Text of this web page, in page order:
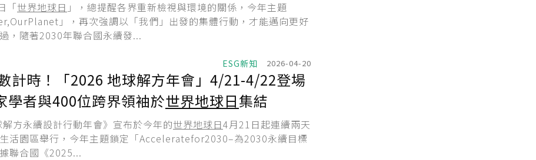
「世界地球日 」，總提醒各界重新檢視與環境的關係，今年主題
」，再次強調以「我們」出發的集體行動，才能邁向更好
，隨著2030年聯合國永續發...
ESG新知 2026-04-20
計時！「2026 地球解方年會」4/21-4/22登場
學者與400位跨界領袖於世界地球日集結
方永續設計行動年會》宣布於今年的世界地球日4月21日起連續兩天
活園區舉行，今年主題鎖定「Acceleratefor2030–為2030永續目標
聯合國《2025...